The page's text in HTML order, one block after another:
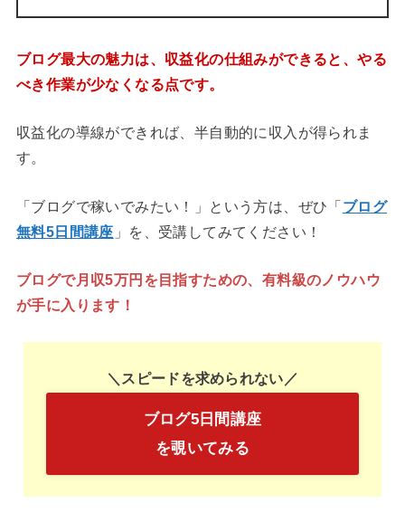
ブログ最大の魅力は、収益化の仕組みができると、やる
べき作業が少なくなる点です。
収益化の導線ができれば、半自動的に収入が得られま
す。
「ブログで稼いでみたい！」という方は、ぜひ「 ブログ
無料5日間講座 」を、受講してみてください！
ブログで月収5万円を目指すための、有料級のノウハウ
が手に入ります！
＼スピードを求められない／
ブログ5日間講座
を覗いてみる